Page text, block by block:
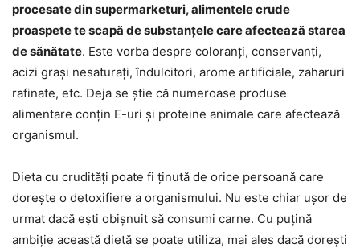
procesate din supermarketuri, alimentele crude
proaspete te scapă de substanțele care afectează starea
de sănătate. Este vorba despre coloranți, conservanți,
acizi grași nesaturați, îndulcitori, arome artificiale, zaharuri
rafinate, etc. Deja se știe că numeroase produse
alimentare conțin E-uri și proteine animale care afectează
organismul.
Dieta cu crudități poate fi ținută de orice persoană care
dorește o detoxifiere a organismului. Nu este chiar ușor de
urmat dacă ești obișnuit să consumi carne. Cu puțină
ambiție această dietă se poate utiliza, mai ales dacă dorești